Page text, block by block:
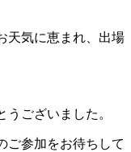
天気に恵まれ、出場
ございました。
ご参加をお待ちして